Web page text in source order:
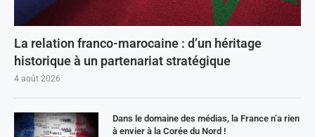
La relation franco-marocaine : d’un héritage
historique à un partenariat stratégique
4 août 2026
Dans le domaine des médias, la France n’a rien
à envier à la Corée du Nord !